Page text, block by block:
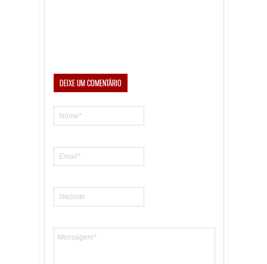
DEIXE UM COMENTÁRIO